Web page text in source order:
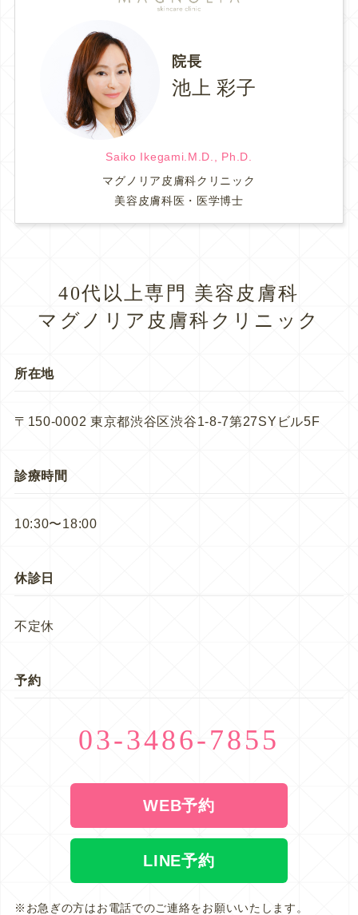
院長
池上 彩子
Saiko Ikegami.M.D., Ph.D.
マグノリア皮膚科クリニック
美容皮膚科医・医学博士
40代以上専門 美容皮膚科
マグノリア皮膚科クリニック
所在地
〒150-0002 東京都渋谷区渋谷1-8-7第27SYビル5F
診療時間
10:30〜18:00
休診日
不定休
予約
03-3486-7855
WEB予約
LINE予約
※お急ぎの方はお電話でのご連絡をお願いいたします。